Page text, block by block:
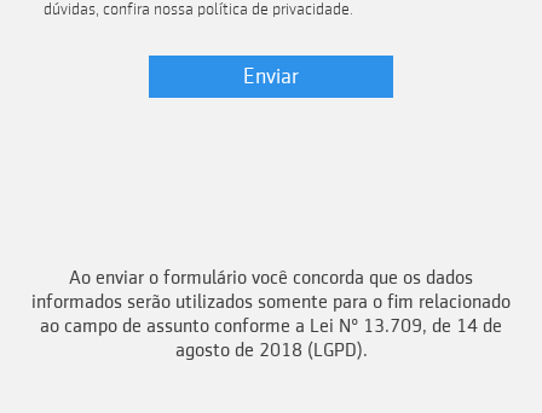
dúvidas, confira nossa política de privacidade.
Ao enviar o formulário você concorda que os dados
informados serão utilizados somente para o fim relacionado
ao campo de assunto conforme a Lei Nº 13.709, de 14 de
agosto de 2018 (LGPD).